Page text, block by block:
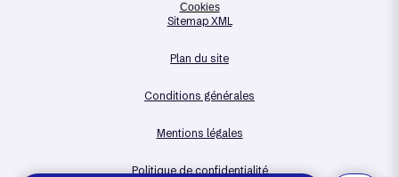
Cookies
Sitemap XML
Plan du site
Conditions générales
Mentions légales
Politique de confidentialité